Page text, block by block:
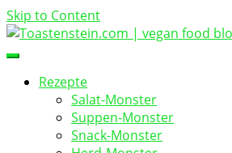
Skip to Content
Toastenstein.com
vegan food blog
Rezepte
Salat-Monster
Suppen-Monster
Snack-Monster